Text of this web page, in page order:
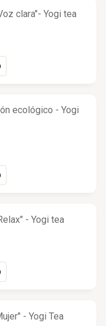
clara"- Yogi tea
ecológico - Yogi
- Yogi tea
- Yogi Tea